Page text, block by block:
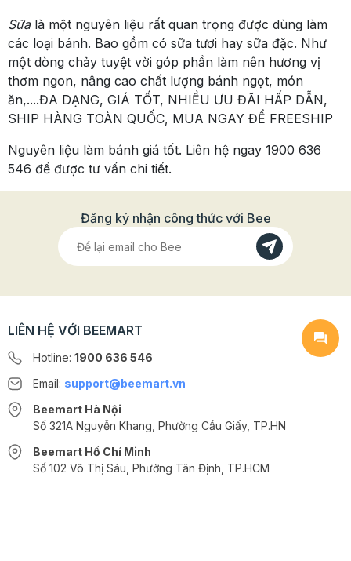
Sữalà một nguyên liệu rất quan trọng được dùng làm
các loại bánh. Bao gồm có sữa tươi hay sữa đặc. Như
một dòng chảy tuyệt vời góp phần làm nên hương vị
thơm ngon, nâng cao chất lượng bánh ngọt, món
ăn,....ĐA DẠNG, GIÁ TỐT, NHIỀU ƯU ĐÃI HẤP DẪN,
SHIP HÀNG TOÀN QUỐC, MUA NGAY ĐỂ FREESHIP
Nguyên liệu làm bánh giá tốt. Liên hệ ngay 1900 636
546 để được tư vấn chi tiết.
Đăng ký nhận công thức với Bee
LIÊN HỆ VỚI BEEMART
Hotline: 1900 636 546
Email: support@beemart.vn
Beemart Hà Nội
Số 321A Nguyễn Khang, Phường Cầu Giấy, TP.HN
Beemart Hồ Chí Minh
Số 102 Võ Thị Sáu, Phường Tân Định, TP.HCM